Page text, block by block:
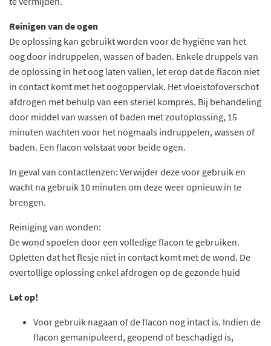
Reinigen van de ogen
De oplossing kan gebruikt worden voor de hygiëne van het
oog door indruppelen, wassen of baden. Enkele druppels van
de oplossing in het oog laten vallen, let erop dat de flacon niet
in contact komt met het oogoppervlak. Het vloeistofoverschot
afdrogen met behulp van een steriel kompres. Bij behandeling
door middel van wassen of baden met zoutoplossing, 15
minuten wachten voor het nogmaals indruppelen, wassen of
baden. Een flacon volstaat voor beide ogen.
In geval van contactlenzen: Verwijder deze voor gebruik en
wacht na gebruik 10 minuten om deze weer opnieuw in te
brengen.
Reiniging van wonden:
De wond spoelen door een volledige flacon te gebruiken.
Opletten dat het flesje niet in contact komt met de wond. De
overtollige oplossing enkel afdrogen op de gezonde huid
Let op!
Voor gebruik nagaan of de flacon nog intact is. Indien de
flacon gemanipuleerd, geopend of beschadigd is,